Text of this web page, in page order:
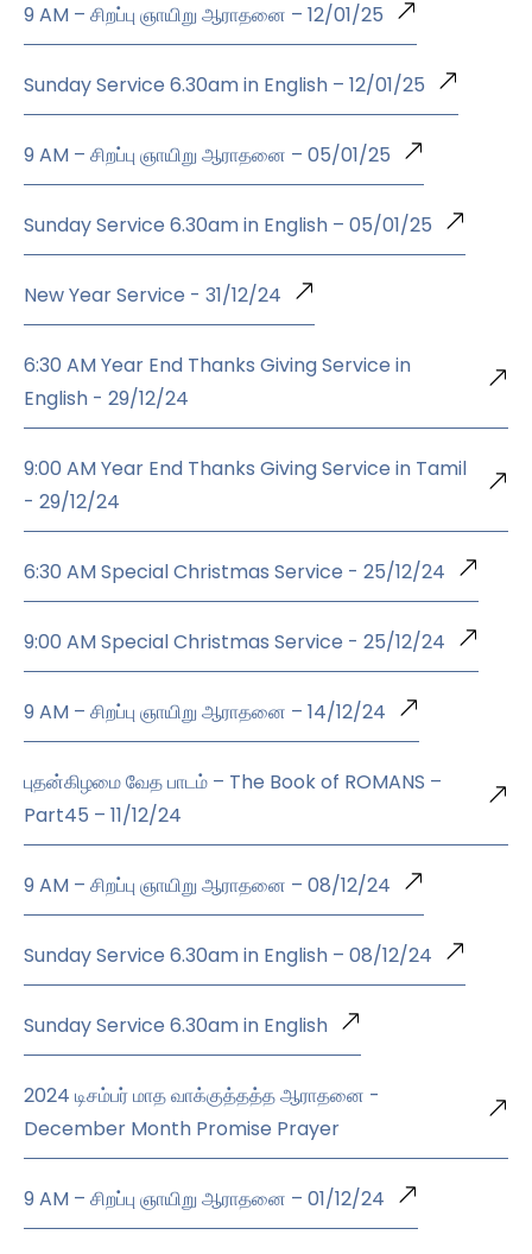
9 AM – சிறப்பு ஞாயிறு ஆராதனை – 12/01/25
Sunday Service 6.30am in English – 12/01/25
9 AM – சிறப்பு ஞாயிறு ஆராதனை – 05/01/25
Sunday Service 6.30am in English – 05/01/25
New Year Service - 31/12/24
6:30 AM Year End Thanks Giving Service in
English - 29/12/24
9:00 AM Year End Thanks Giving Service in Tamil
- 29/12/24
6:30 AM Special Christmas Service - 25/12/24
9:00 AM Special Christmas Service - 25/12/24
9 AM – சிறப்பு ஞாயிறு ஆராதனை – 14/12/24
புதன்கிழமை வேத பாடம் – The Book of ROMANS –
Part45 – 11/12/24
9 AM – சிறப்பு ஞாயிறு ஆராதனை – 08/12/24
Sunday Service 6.30am in English – 08/12/24
Sunday Service 6.30am in English
2024 டிசம்பர் மாத வாக்குத்தத்த ஆராதனை -
December Month Promise Prayer
9 AM – சிறப்பு ஞாயிறு ஆராதனை – 01/12/24